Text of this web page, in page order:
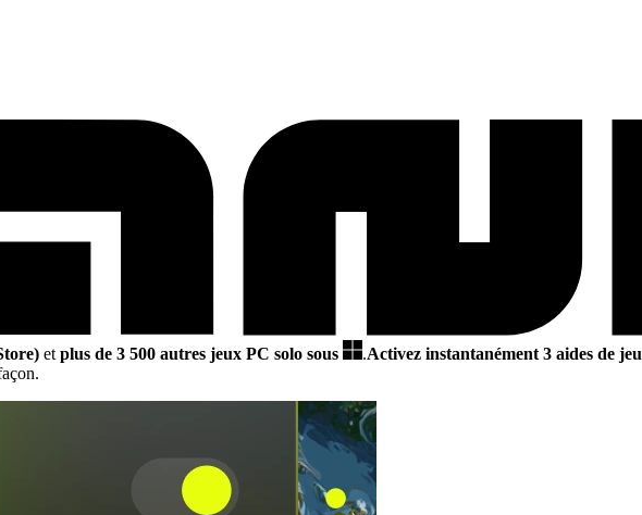
et plus de 3 500 autres jeux PC solo sous .Activez instantanément 3 aides de jeu